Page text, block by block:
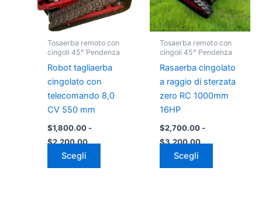
Tosaerba remoto con
cingoli 45° Pendenza
Robot tagliaerba
cingolato con
telecomando 8,0
CV 550 mm
$1,800.00 -
$2,200.00
Scegli
Le
opzioni
essere
scelte
nella
pagina
Tosaerba remoto con
cingoli 45° Pendenza
Rasaerba cingolato
a raggio di sterzata
zero RC 1000mm
16HP
$2,700.00 -
$3,200.00
Scegli
Le
opzioni
essere
scelte
nella
pagina